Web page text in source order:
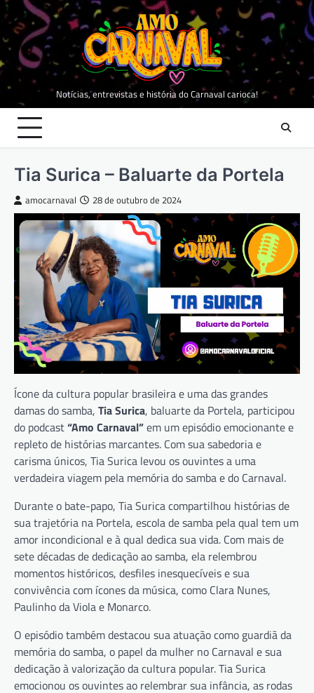
Skip
content
Notícias, entrevistas e história do Carnaval carioca!
Tia Surica – Baluarte da Portela
amocarnaval 28 de outubro de 2024
Ícone da cultura popular brasileira e uma das grandes
damas do samba, Tia Surica, baluarte da Portela, participou
do podcast“Amo Carnaval”em um episódio emocionante e
repleto de histórias marcantes. Com sua sabedoria e
carisma únicos, Tia Surica levou os ouvintes a uma
verdadeira viagem pela memória do samba e do Carnaval.
Durante o bate-papo, Tia Surica compartilhou histórias de
sua trajetória na Portela, escola de samba pela qual tem um
amor incondicional e à qual dedica sua vida. Com mais de
sete décadas de dedicação ao samba, ela relembrou
momentos históricos, desfiles inesquecíveis e sua
convivência com ícones da música, como Clara Nunes,
Paulinho da Viola e Monarco.
O episódio também destacou sua atuação como guardiã da
memória do samba, o papel da mulher no Carnaval e sua
dedicação à valorização da cultura popular. Tia Surica
emocionou os ouvintes ao relembrar sua infância, as rodas